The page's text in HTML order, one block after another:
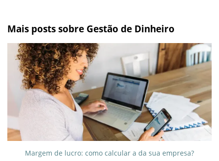
Mais posts sobre Gestão de Dinheiro
Margem de lucro: como calcular a da sua empresa?